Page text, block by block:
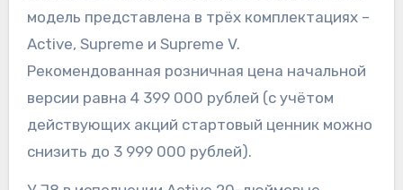
модель представлена в трёх комплектациях –
Active, Supreme и Supreme V.
Рекомендованная розничная цена начальной
версии равна 4 399 000 рублей (с учётом
действующих акций стартовый ценник можно
снизить до 3 999 000 рублей).